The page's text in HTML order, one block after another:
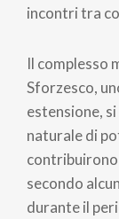
incontri tra
Il complesso
Sforzesco,
estensione,
naturale di
secondo
durante il